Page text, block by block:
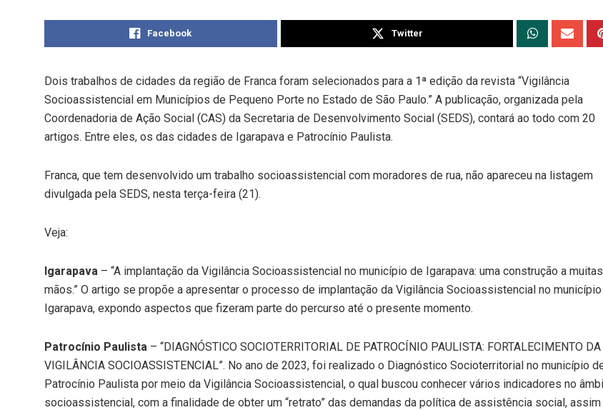
Facebook Twitter
Dois trabalhos de cidades da região de Franca foram selecionados para a 1ª edição da revista “Vigilância
Socioassistencial em Municípios de Pequeno Porte no Estado de São Paulo.” A publicação, organizada pela
Coordenadoria de Ação Social (CAS) da Secretaria de Desenvolvimento Social (SEDS), contará ao todo com 20
artigos. Entre eles, os das cidades de Igarapava e Patrocínio Paulista.
Franca, que tem desenvolvido um trabalho socioassistencial com moradores de rua, não apareceu na listagem
divulgada pela SEDS, nesta terça-feira (21).
Veja:
Igarapava – “A implantação da Vigilância Socioassistencial no município de Igarapava: uma construção a muitas
mãos.” O artigo se propõe a apresentar o processo de implantação da Vigilância Socioassistencial no
Igarapava, expondo aspectos que fizeram parte do percurso até o presente momento.
Patrocínio Paulista – “DIAGNÓSTICO SOCIOTERRITORIAL DE PATROCÍNIO PAULISTA: FORTALECIMENTO DA
VIGILÂNCIA SOCIOASSISTENCIAL”. No ano de 2023, foi realizado o Diagnóstico Socioterritorial no município
Patrocínio Paulista por meio da Vigilância Socioassistencial, o qual buscou conhecer vários indicadores no
socioassistencial, com a finalidade de obter um “retrato” das demandas da política de assistência social, assim